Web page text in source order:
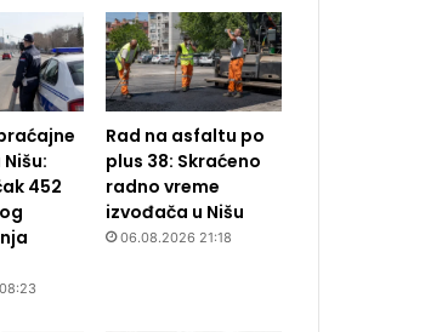
452
Rad na asfaltu po
plus 38: Skraćeno
radno vreme
izvođača u Nišu
06.08.2026 21:18